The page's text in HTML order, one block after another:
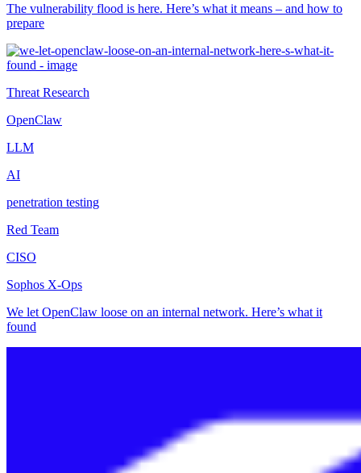
The vulnerability flood is here. Here’s what it means – and how to
prepare
Threat Research
OpenClaw
LLM
AI
penetration testing
Red Team
CISO
Sophos X-Ops
We let OpenClaw loose on an internal network. Here’s what it
found